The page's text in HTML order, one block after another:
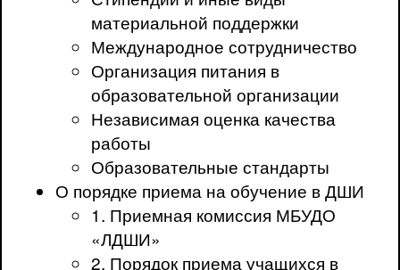
материальной поддержки
Международное сотрудничество
Организация питания в
образовательной организации
Независимая оценка качества
работы
Образовательные стандарты
О порядке приема на обучение в ДШИ
1. Приемная комиссия МБУДО
«ЛДШИ»
2. Порядок приема учащихся в